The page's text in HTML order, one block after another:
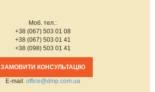
Моб. тел.:
+38 (067) 503 01 08
+38 (067) 503 01 41
+38 (098) 503 01 41
ЗАМОВИТИ КОНСУЛЬТАЦІЮ
Е-mail: office@dmp.com.ua